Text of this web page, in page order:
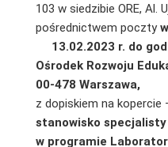
103 w siedzibie ORE, Al.
pośrednictwem poczty
13.02.2023 r. do
Ośrodek Rozwoju
00-478 Warszawa,
z dopiskiem na kopercie
stanowisko
w programie